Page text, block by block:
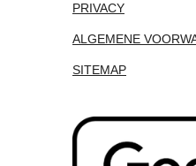
PRIVACY
ALGEMENE
SITEMAP